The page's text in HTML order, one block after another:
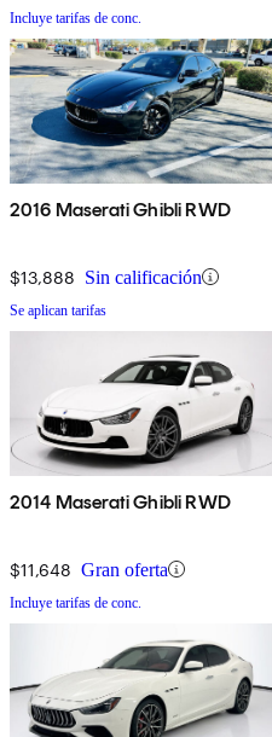
Incluye tarifas de conc.
2016 Maserati Ghibli RWD
$13,888 Sin calificación
Se aplican tarifas
2014 Maserati Ghibli RWD
$11,648 Gran oferta
Incluye tarifas de conc.